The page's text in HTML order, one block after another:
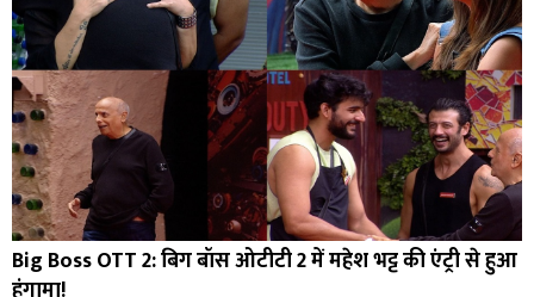
Big Boss OTT 2: बिग बॉस ओटीटी 2 में महेश भट्ट की एंट्री से हुआ